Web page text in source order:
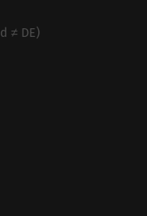
≠ DE)